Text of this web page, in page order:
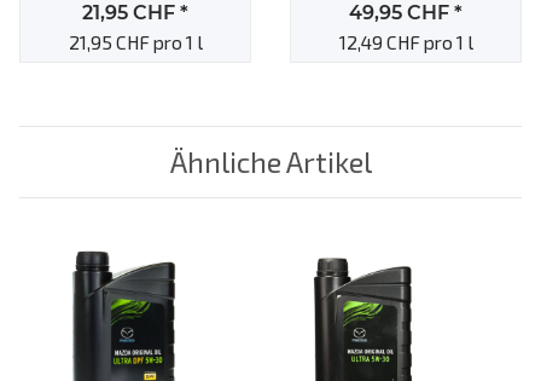
21,95 CHF *
21,95 CHF pro 1 l
49,95 CHF *
12,49 CHF pro 1 l
Ähnliche Artikel